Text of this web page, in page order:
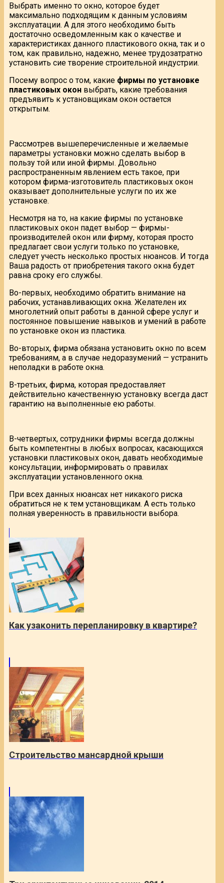
Выбрать именно то окно, которое будет
максимально подходящим к данным условиям
эксплуатации. А для этого необходимо быть
достаточно осведомленным как о качестве и
характеристиках данного пластикового окна, так и о
том, как правильно, надежно, менее трудозатратно
установить сие творение строительной индустрии.
Посему вопрос о том, какие фирмы по установке
пластиковых окон выбрать, какие требования
предъявить к установщикам окон остается
открытым.
Рассмотрев вышеперечисленные и желаемые
параметры установки можно сделать выбор в
пользу той или иной фирмы. Довольно
распространенным явлением есть такое, при
котором фирма-изготовитель пластиковых окон
оказывает дополнительные услуги по их же
установке.
Несмотря на то, на какие фирмы по установке
пластиковых окон падет выбор — фирмы-
производителей окон или фирму, которая просто
предлагает свои услуги только по установке,
следует учесть несколько простых нюансов. И тогда
Ваша радость от приобретения такого окна будет
равна сроку его службы.
Во-первых, необходимо обратить внимание на
рабочих, устанавливающих окна. Желателен их
многолетний опыт работы в данной сфере услуг и
постоянное повышение навыков и умений в работе
по установке окон из пластика.
Во-вторых, фирма обязана установить окно по всем
требованиям, а в случае недоразумений — устранить
неполадки в работе окна.
В-третьих, фирма, которая предоставляет
действительно качественную установку всегда даст
гарантию на выполненные ею работы.
В-четвертых, сотрудники фирмы всегда должны
быть компетентны в любых вопросах, касающихся
установки пластиковых окон, давать необходимые
консультации, информировать о правилах
эксплуатации установленного окна.
При всех данных нюансах нет никакого риска
обратиться не к тем установщикам. А есть только
полная уверенность в правильности выбора.
Как узаконить перепланировку в квартире?
Строительство мансардной крыши